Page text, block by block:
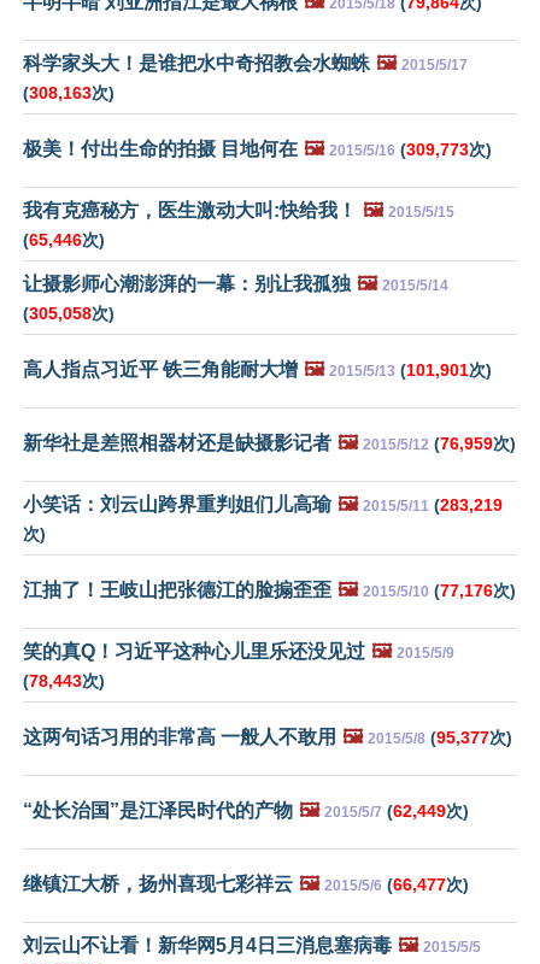
科学家头大！是谁把水中奇招教会水蜘蛛 🖼️ 2015/5/17
(308,163次)
极美！付出生命的拍摄 目地何在 🖼️ 2015/5/16 (309,773次)
我有克癌秘方，医生激动大叫:快给我！ 🖼️ 2015/5/15
(65,446次)
让摄影师心潮澎湃的一幕：别让我孤独 🖼️ 2015/5/14
(305,058次)
高人指点习近平 铁三角能耐大增 🖼️ 2015/5/13 (101,901次)
新华社是差照相器材还是缺摄影记者 🖼️ 2015/5/12 (76,959次)
小笑话：刘云山跨界重判姐们儿高瑜 🖼️ 2015/5/11 (283,219
次)
江抽了！王岐山把张德江的脸搧歪歪 🖼️ 2015/5/10 (77,176次)
笑的真Q！习近平这种心儿里乐还没见过 🖼️ 2015/5/9
(78,443次)
这两句话习用的非常高 一般人不敢用 🖼️ 2015/5/8 (95,377次)
“处长治国”是江泽民时代的产物 🖼️ 2015/5/7 (62,449次)
继镇江大桥，扬州喜现七彩祥云 🖼️ 2015/5/6 (66,477次)
刘云山不让看！新华网5月4日三消息塞病毒 🖼️ 2015/5/5